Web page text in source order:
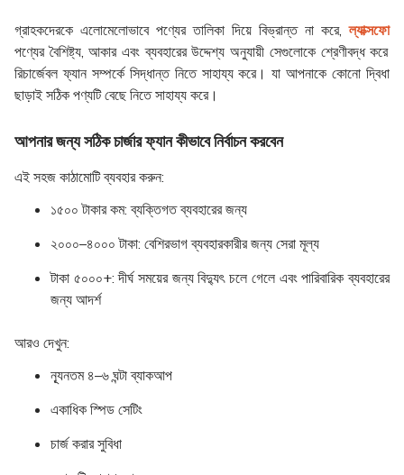
গ্রাহকদেরকে এলোমেলোভাবে পণ্যের তালিকা দিয়ে বিভ্রান্ত না করে,ল্যাক্সফো
পণ্যের বৈশিষ্ট্য, আকার এবং ব্যবহারের উদ্দেশ্য অনুযায়ী সেগুলোকে শ্রেণীবদ্ধ করে
রিচার্জেবল ফ্যান সম্পর্কে সিদ্ধান্ত নিতে সাহায্য করে। যা আপনাকে কোনো দ্বিধা
ছাড়াই সঠিক পণ্যটি বেছে নিতে সাহায্য করে।
আপনার জন্য সঠিক চার্জার ফ্যান কীভাবে নির্বাচন করবেন
এই সহজ কাঠামোটি ব্যবহার করুন:
১৫০০ টাকার কম: ব্যক্তিগত ব্যবহারের জন্য
২০০০–৪০০০ টাকা: বেশিরভাগ ব্যবহারকারীর জন্য সেরা মূল্য
টাকা ৫০০০+: দীর্ঘ সময়ের জন্য বিদ্যুৎ চলে গেলে এবং পারিবারিক ব্যবহারের
জন্য আদর্শ
আরও দেখুন:
ন্যূনতম ৪–৬ ঘন্টা ব্যাকআপ
একাধিক স্পিড সেটিং
চার্জ করার সুবিধা